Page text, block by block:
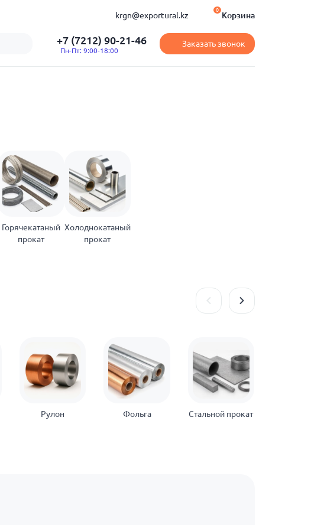
krgn@exportural.kz Корзина
0
+7 (7212) 90-21-46
Пн-Пт: 9:00-18:00
Заказать звонок
Горячекатаный
прокат
Холоднокатаный
прокат
Рулон Фольга Стальной прокат